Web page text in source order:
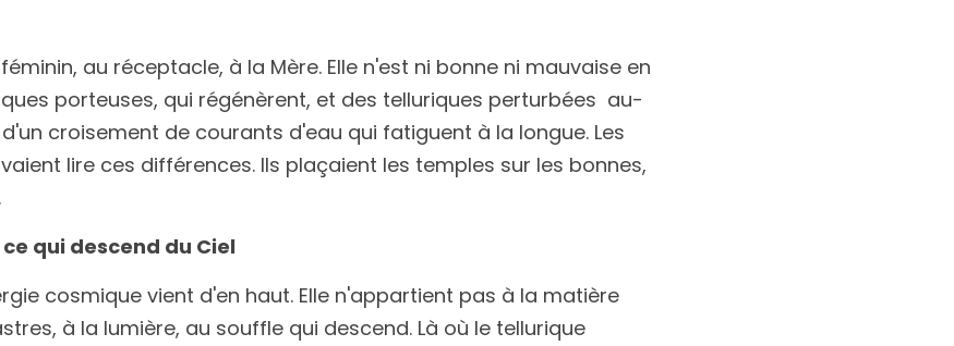
au réceptacle, à la Mère. Elle n'est ni bonne ni mauvaise en
porteuses, qui régénèrent, et des telluriques perturbées  au-
croisement de courants d'eau qui fatiguent à la longue. Les
lire ces différences. Ils plaçaient les temples sur les bonnes,
qui descend du Ciel
cosmique vient d'en haut. Elle n'appartient pas à la matière
à la lumière, au souffle qui descend. Là où le tellurique